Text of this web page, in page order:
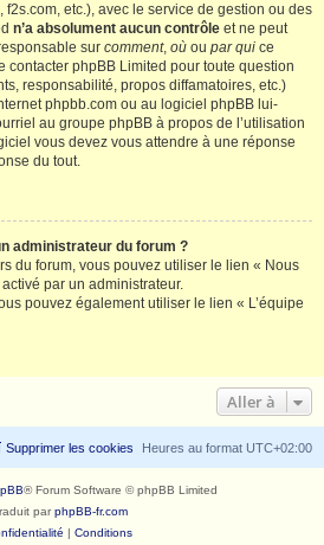
f2s.com, etc.), avec le service de gestion ou des
n’a absolument aucun contrôle et ne peut
sur comment, où ou par qui ce
contacter phpBB Limited pour toute question
responsabilité, propos diffamatoires, etc.)
phpbb.com ou au logiciel phpBB lui-
au groupe phpBB à propos de l’utilisation
vous devez vous attendre à une réponse
du tout.
administrateur du forum ?
du forum, vous pouvez utiliser le lien « Nous
par un administrateur.
pouvez également utiliser le lien « L’équipe
Aller à
Heures au format UTC+02:00
Supprimer les cookies
® Forum Software © phpBB Limited
parphpBB-fr.com
| Conditions